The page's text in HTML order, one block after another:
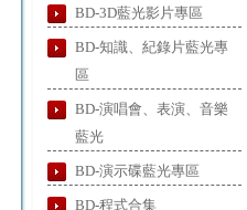
BD-3D藍光影片專區
BD-知識、紀錄片藍光專
區
BD-演唱會、表演、音樂
藍光
BD-演示碟藍光專區
BD-程式合集